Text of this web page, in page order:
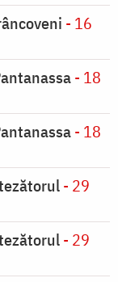
- 16
- 18
- 18
- 29
- 29